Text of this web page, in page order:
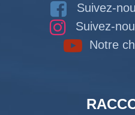
Suivez-
Suivez-
Notre